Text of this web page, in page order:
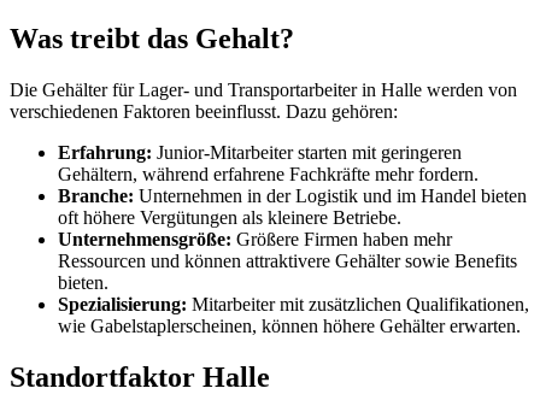
Was treibt das Gehalt?
Die Gehälter für Lager- und Transportarbeiter in Halle werden von
verschiedenen Faktoren beeinflusst. Dazu gehören:
Erfahrung: Junior-Mitarbeiter starten mit geringeren
Gehältern, während erfahrene Fachkräfte mehr fordern.
Branche: Unternehmen in der Logistik und im Handel bieten
oft höhere Vergütungen als kleinere Betriebe.
Unternehmensgröße: Größere Firmen haben mehr
Ressourcen und können attraktivere Gehälter sowie Benefits
bieten.
Spezialisierung: Mitarbeiter mit zusätzlichen Qualifikationen,
wie Gabelstaplerscheinen, können höhere Gehälter erwarten.
Standortfaktor Halle